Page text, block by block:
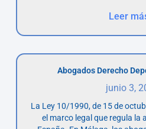
Leer
Abogados Derecho
junio 3,
La Ley 10/1990, de 15 de
el marco legal que regula la